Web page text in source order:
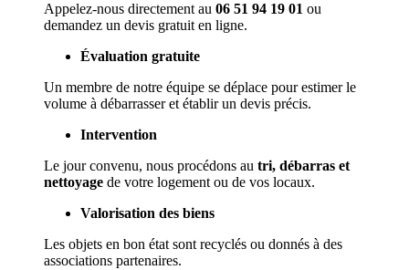
Appelez-nous directement au 06 51 94 19 01 ou
demandez un devis gratuit en ligne.
Évaluation gratuite
Un membre de notre équipe se déplace pour estimer le
volume à débarrasser et établir un devis précis.
Intervention
Le jour convenu, nous procédons au tri, débarras et
nettoyage de votre logement ou de vos locaux.
Valorisation des biens
Les objets en bon état sont recyclés ou donnés à des
associations partenaires.